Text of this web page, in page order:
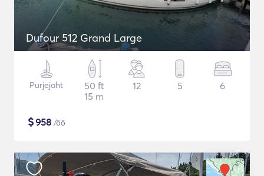
Dufour 512 Grand Large
Purjejaht
50 ft
15 m
12 5 6
$958 /öö